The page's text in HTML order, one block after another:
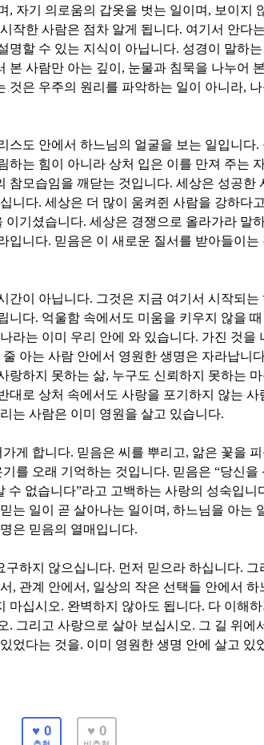
, 자기 의로움의 갑옷을 벗는 일이며 , 보이지
작한 사람은 점차 알게 됩니다. 여기서 안다
명할 수 있는 지식이 아닙니다. 성경이 말하
본 사람만 아는 깊이 , 눈물과 침묵을 나누어
것은 우주의 원리를 파악하는 일이 아니라,
스도 안에서 하느님의 얼굴을 보는 일입니다.
하는 힘이 아니라 상처 입은 이를 만져 주는 자
참모습임을 깨닫는 것입니다. 세상은 성공한
니다. 세상은 더 많이 움켜쥔 사람을 강하다
이기셨습니다. 세상은 경쟁으로 올라가라 말
입니다. 믿음은 이 새로운 질서를 받아들이는
간이 아닙니다. 그것은 지금 여기서 시작되는
니다. 억울함 속에서도 미움을 키우지 않을
라는 이미 우리 안에 와 있습니다. 가진 것을
아는 사람 안에서 영원한 생명은 자라납니
랑하지 못하는 삶, 누구도 신뢰하지 못하는
대로 상처 속에서도 사랑을 포기하지 않는 사
는 사람은 이미 영원을 살고 있습니다.
가게 합니다. 믿음은 씨를 뿌리고, 앎은 꽃을
를 오래 기억하는 것입니다. 믿음은 “당신을
수 없습니다”라고 고백하는 사랑의 성숙입니
믿는 일이 곧 살아나는 일이며 , 하느님을 아는
은 믿음의 열매입니다.
구하지 않으십니다. 먼저 믿으라 하십니다. 그
, 관계 안에서 , 일상의 작은 선택들 안에서 하
마십시오. 완벽하지 않아도 됩니다. 다 이해
. 그리고 사랑으로 살아 보십시오. 그 길 위에
었다는 것을. 이미 영원한 생명 안에 살고 있
♥ 0 ♥ 0